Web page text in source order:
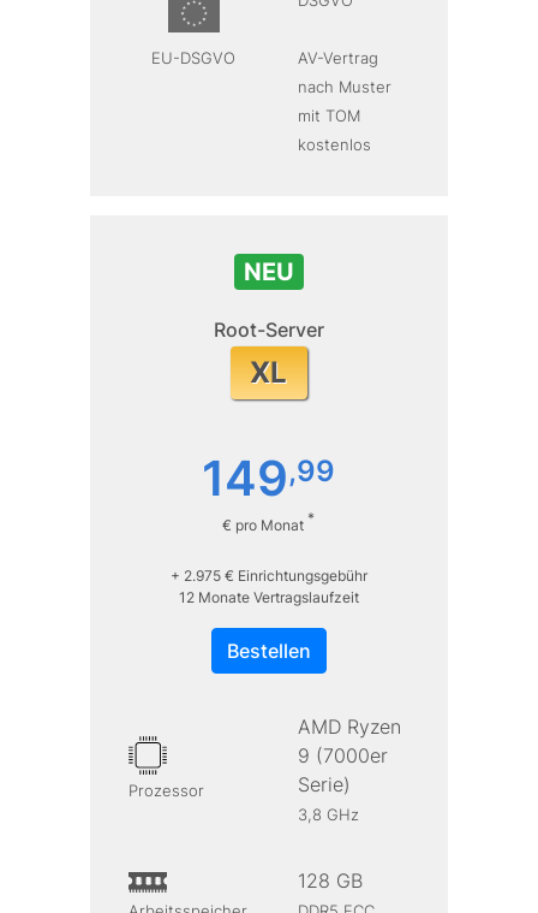
EU-DSGVO
AV-Vertrag
nach Muster
mit TOM
kostenlos
NEU
Root-Server
XL
149,99
€ pro Monat *
+ 2.975 € Einrichtungsgebühr
12 Monate Vertragslaufzeit
Bestellen
Prozessor
AMD Ryzen
9 (7000er
Serie)
3,8 GHz
128 GB